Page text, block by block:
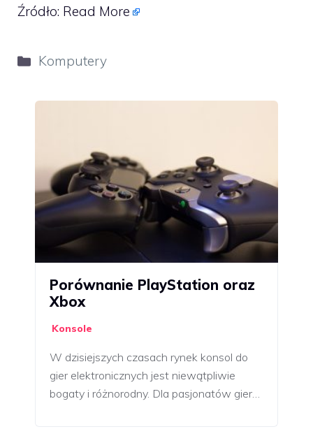
Źródło: Read More
Kategorie
Komputery
Porównanie PlayStation oraz
Xbox
Konsole
W dzisiejszych czasach rynek konsol do
gier elektronicznych jest niewątpliwie
bogaty i różnorodny. Dla pasjonatów gier…